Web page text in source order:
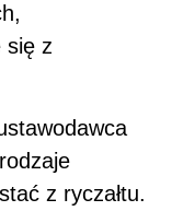
się z
z ryczałtu.